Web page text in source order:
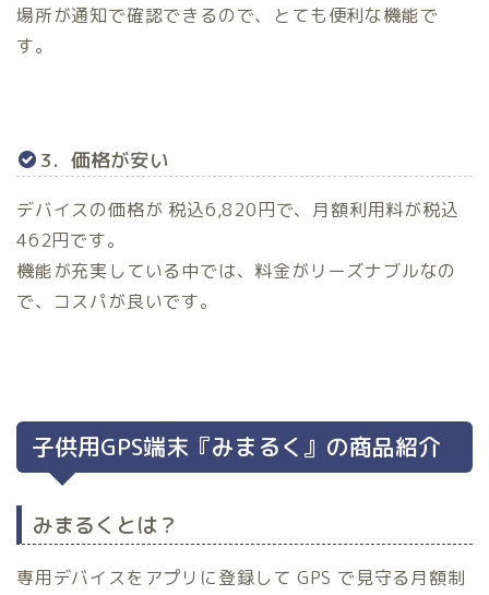
場所が通知で確認できるので、とても便利な機能で
す。
3．価格が安い
デバイスの価格が 税込6,820円で、月額利用料が税込
462円です。
機能が充実している中では、料金がリーズナブルなの
で、コスパが良いです。
子供用GPS端末『みまるく』の商品紹介
みまるくとは？
専用デバイスをアプリに登録して GPS で見守る月額制